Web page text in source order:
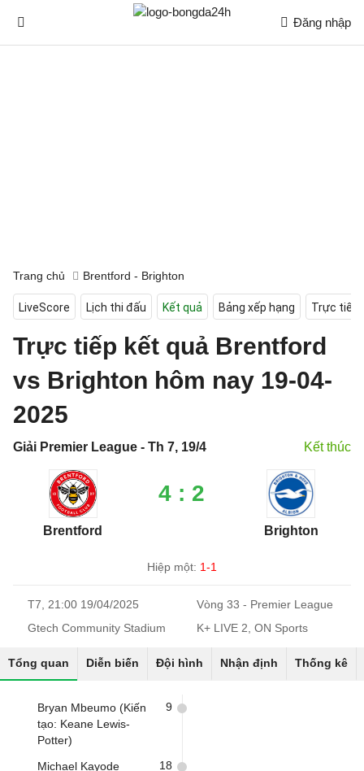
Đăng nhập
Trang chủ Brentford - Brighton
LiveScore Lịch thi đấu Kết quả Bảng xếp hạng Trực tiếp
Trực tiếp kết quả Brentford
vs Brighton hôm nay 19-04-
2025
Giải Premier League - Th 7, 19/4 Kết thúc
Brentford
4 : 2
Brighton
Hiệp một: 1-1
T7, 21:00 19/04/2025
Vòng 33 - Premier League
Gtech Community Stadium
K+ LIVE 2, ON Sports
Tổng quan Diễn biến Đội hình Nhận định Thống kê
Bryan Mbeumo (Kiến
tạo: Keane Lewis-
Potter)
9
Michael Kayode 18